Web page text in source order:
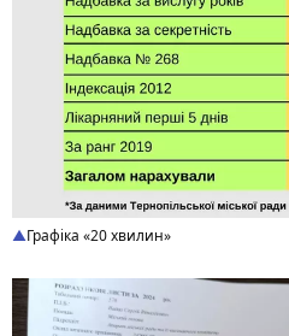
Графіка «20 хвилин»